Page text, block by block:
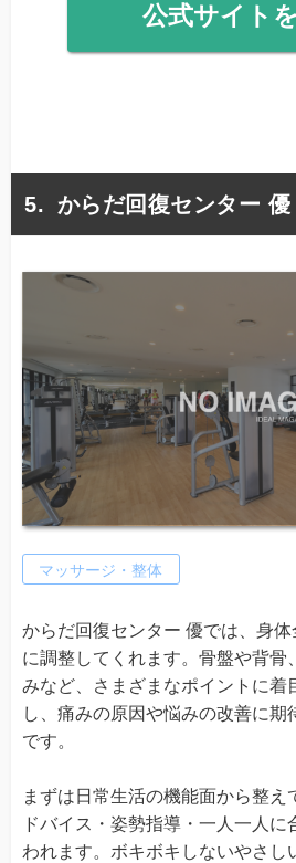
公式サイト
からだ回復センター 優
マッサージ・整体
からだ回復センター 優では、身
に調整してくれます。骨盤や背骨
みなど、さまざまなポイントに着
し、痛みの原因や悩みの改善に期
です。
まずは日常生活の機能面から整え
ドバイス・姿勢指導・一人一人
われます。ボキボキしないやさし